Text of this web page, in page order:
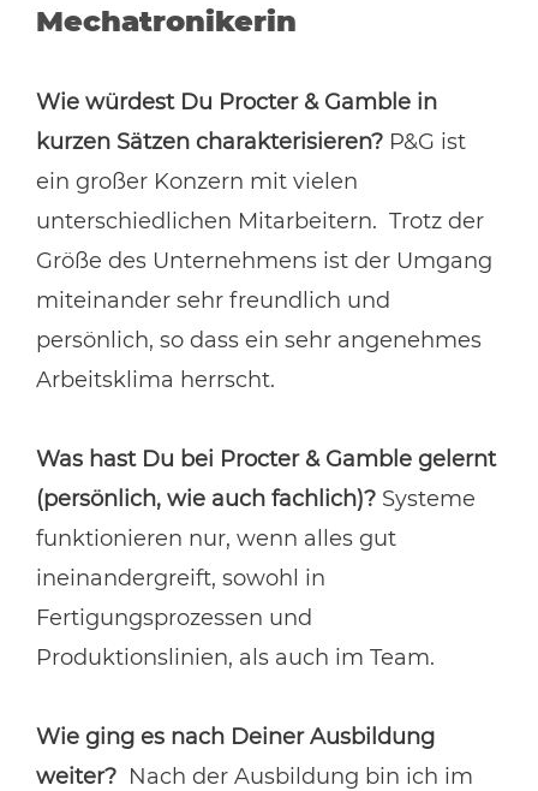
Mechatronikerin
Wie würdest Du Procter & Gamble in
kurzen Sätzen charakterisieren? P&G ist
ein großer Konzern mit vielen
unterschiedlichen Mitarbeitern. Trotz der
Größe des Unternehmens ist der Umgang
miteinander sehr freundlich und
persönlich, so dass ein sehr angenehmes
Arbeitsklima herrscht.
Was hast Du bei Procter & Gamble gelernt
(persönlich, wie auch fachlich)? Systeme
funktionieren nur, wenn alles gut
ineinandergreift, sowohl in
Fertigungsprozessen und
Produktionslinien, als auch im Team.
Wie ging es nach Deiner Ausbildung
weiter? Nach der Ausbildung bin ich im